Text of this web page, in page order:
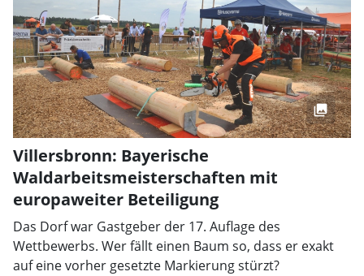
Villersbronn: Bayerische
Waldarbeitsmeisterschaften mit
europaweiter Beteiligung
Das Dorf war Gastgeber der 17. Auflage des
Wettbewerbs. Wer fällt einen Baum so, dass er exakt
auf eine vorher gesetzte Markierung stürzt?